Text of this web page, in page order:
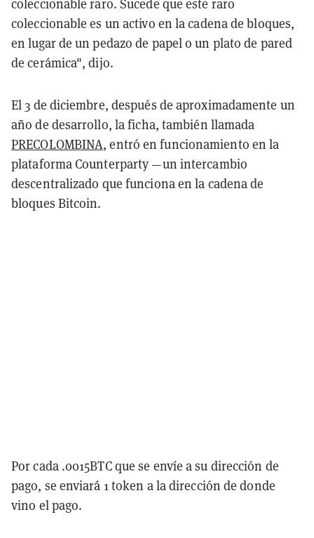
coleccionable raro. Sucede que este raro
coleccionable es un activo en la cadena de bloques,
en lugar de un pedazo de papel o un plato de pared
de cerámica", dijo.
El 3 de diciembre, después de aproximadamente un
año de desarrollo, la ficha, también llamada
PRECOLOMBINA, entró en funcionamiento en la
plataforma Counterparty —un intercambio
descentralizado que funciona en la cadena de
bloques Bitcoin.
Por cada .0015BTC que se envíe a su dirección de
pago, se enviará 1 token a la dirección de donde
vino el pago.